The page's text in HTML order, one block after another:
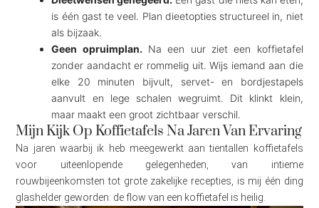
is één gast te veel. Plan dieetopties structureel in, niet
als bijzaak.
Geen opruimplan. Na een uur ziet een koffietafel
zonder aandacht er rommelig uit. Wijs iemand aan die
elke 20 minuten bijvult, servet- en bordjestapels
aanvult en lege schalen wegruimt. Dit klinkt klein,
maar maakt een groot zichtbaar verschil.
Mijn Kijk Op Koffietafels Na Jaren Van Ervaring
Na jaren waarbij ik heb meegewerkt aan tientallen koffietafels
voor uiteenlopende gelegenheden, van intieme
rouwbijeenkomsten tot grote zakelijke recepties, is mij één ding
glashelder geworden: de flow van een koffietafel is heilig.